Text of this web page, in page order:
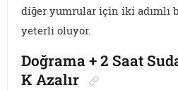
diğer yumrular için iki adımlı
yeterli oluyor.
Doğrama + 2 Saat
K Azalır